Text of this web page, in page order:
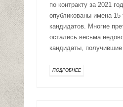
по контракту за 2021
опубликованы имена 15
кандидатов. Многие
остались весьма
кандидаты,
ПОДРОБНЕЕ